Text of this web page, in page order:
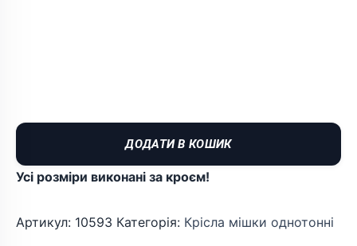
ДОДАТИ В КОШИК
Усі розміри виконані за кроєм!
Артикул: 10593 Категорія: Крісла мішки однотонні